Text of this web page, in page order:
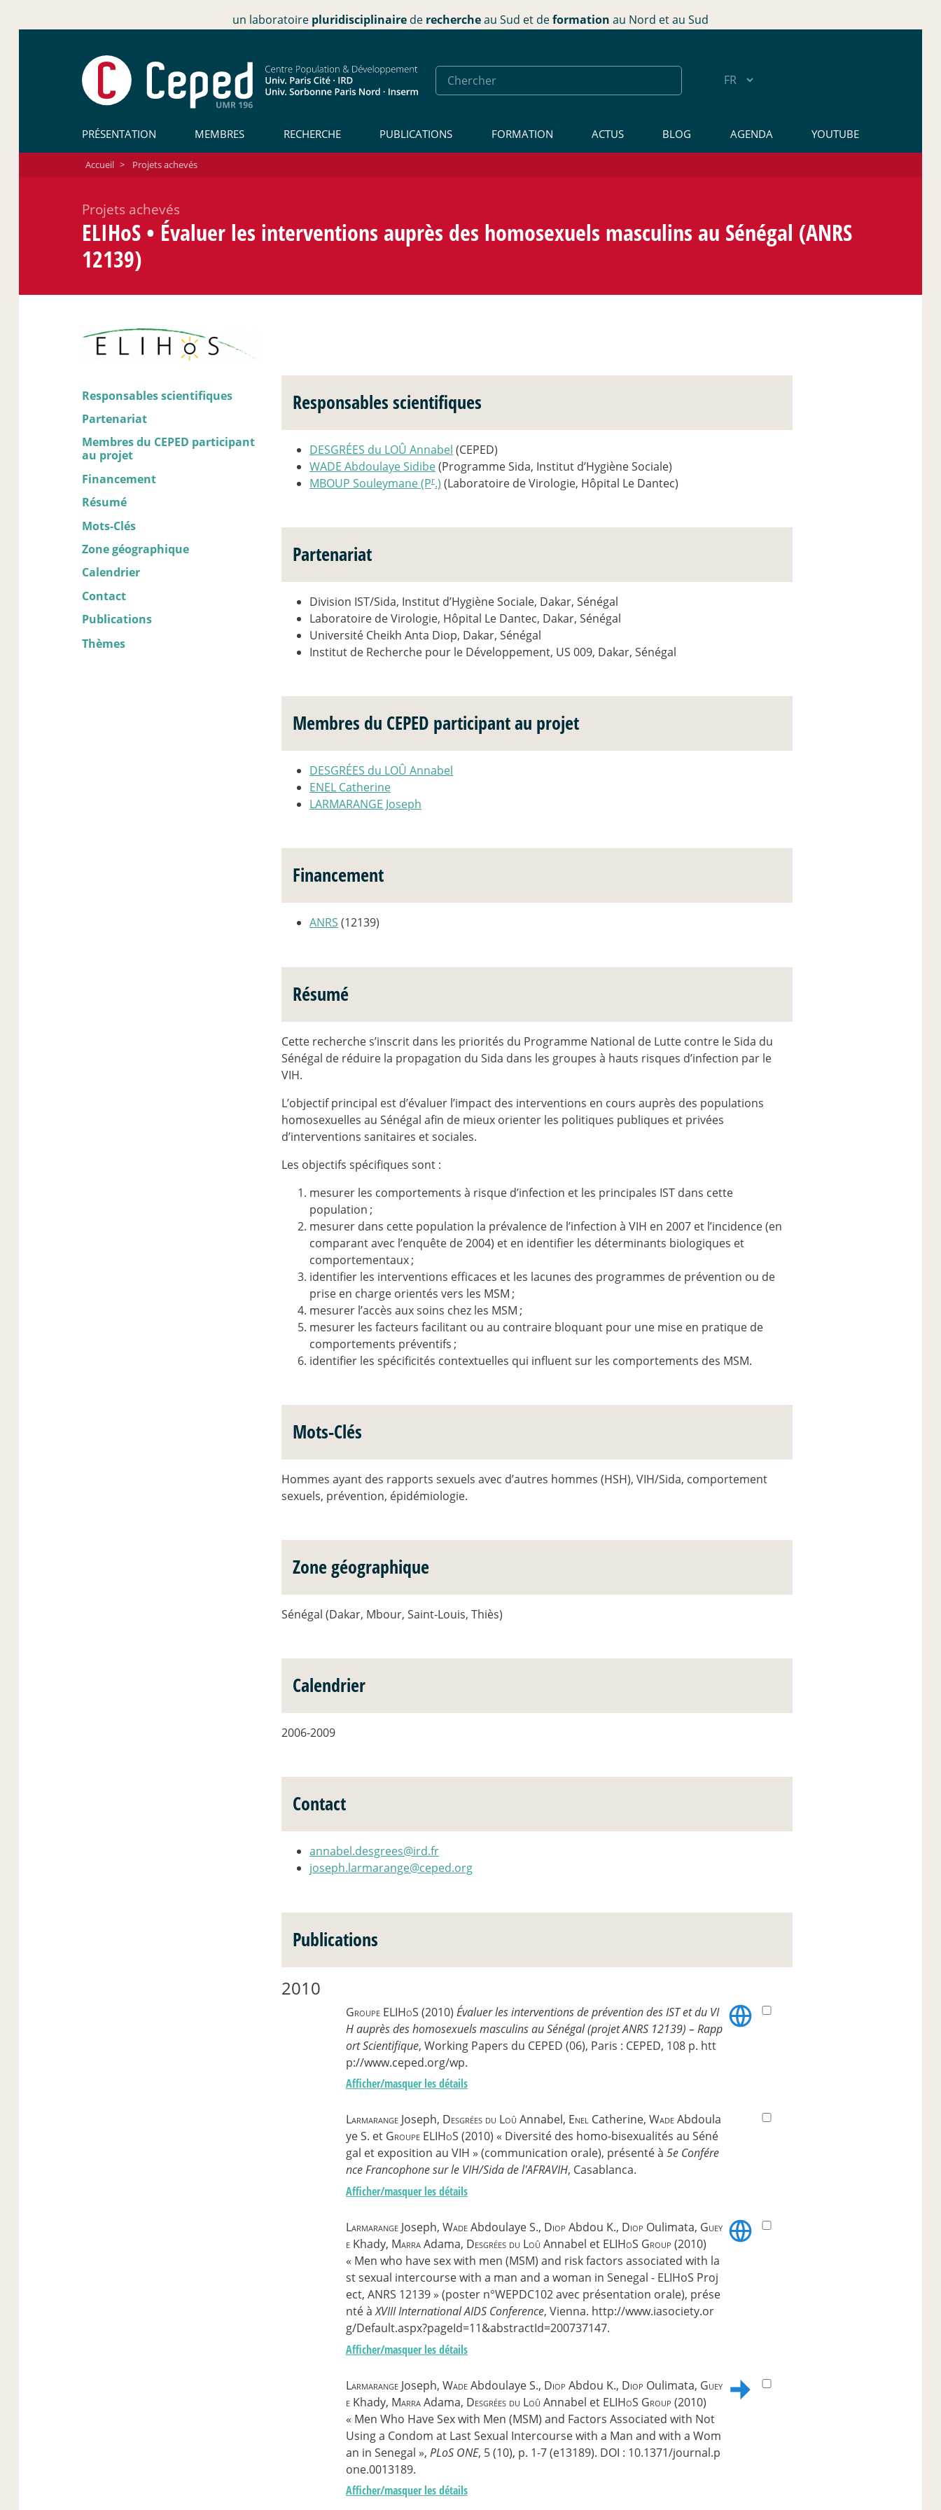
un laboratoire pluridisciplinaire de rechercheau Sud et deformation au Nord et au Sud
PRÉSENTATION MEMBRES RECHERCHE PUBLICATIONS FORMATION ACTUS BLOG AGENDA YOUTUBE
Accueil > Projets achevés
Projets achevés
ELIHoS • Évaluer les interventions auprès des homosexuels masculins au Sénégal (ANRS
12139)
Responsables scientifiques
Partenariat
Membres du CEPED participant
au projet
Financement
Résumé
Mots-Clés
Zone géographique
Calendrier
Contact
Publications
Thèmes
Responsables scientifiques
DESGRÉES du LOÛ Annabel (CEPED)
WADE Abdoulaye Sidibe(Programme Sida, Institut d’Hygiène Sociale)
MBOUP Souleymane (Pr.) (Laboratoire de Virologie, Hôpital Le Dantec)
Partenariat
Division IST/Sida, Institut d’Hygiène Sociale, Dakar, Sénégal
Laboratoire de Virologie, Hôpital Le Dantec, Dakar, Sénégal
Université Cheikh Anta Diop, Dakar, Sénégal
Institut de Recherche pour le Développement, US 009, Dakar, Sénégal
Membres du CEPED participant au projet
DESGRÉES du LOÛ Annabel
ENEL Catherine
LARMARANGE Joseph
Financement
ANRS (12139)
Résumé
Cette recherche s’inscrit dans les priorités du Programme National de Lutte contre le Sida du
Sénégal de réduire la propagation du Sida dans les groupes à hauts risques d’infection par le
VIH.
L’objectif principal est d’évaluer l’impact des interventions en cours auprès des populations
homosexuelles au Sénégal afin de mieux orienter les politiques publiques et privées
d’interventions sanitaires et sociales.
Les objectifs spécifiques sont :
mesurer les comportements à risque d’infection et les principales IST dans cette
population ;
mesurer dans cette population la prévalence de l’infection à VIH en 2007 et l’incidence (en
comparant avec l’enquête de 2004) et en identifier les déterminants biologiques et
comportementaux;
identifier les interventions efficaces et les lacunes des programmes de prévention ou de
prise en charge orientés vers les MSM ;
mesurer l’accès aux soins chez les MSM ;
mesurer les facteurs facilitant ou au contraire bloquant pour une mise en pratique de
comportements préventifs ;
identifier les spécificités contextuelles qui influent sur les comportements des MSM.
Mots-Clés
Hommes ayant des rapports sexuels avec d’autres hommes (HSH), VIH/Sida, comportement
sexuels, prévention, épidémiologie.
Zone géographique
Sénégal (Dakar, Mbour, Saint-Louis, Thiès)
Calendrier
2006-2009
Contact
annabel.desgrees@ird.fr
joseph.larmarange@ceped.org
Publications
2010
Groupe ELIHoS (2010) Évaluer les interventions de prévention des IST et du VI
H auprès des homosexuels masculins au Sénégal (projet ANRS 12139) – Rapp
ort Scientifique, Working Papers du CEPED (06), Paris : CEPED, 108 p. htt
p://www.ceped.org/wp.
Afficher/masquer les détails
Larmarange Joseph, Desgrées du Loû Annabel, Enel Catherine, WadeAbdoula
ye S. et Groupe ELIHoS (2010) « Diversité des homo-bisexualités au Séné
gal et exposition au VIH » (communication orale), présenté à 5e Confére
nce Francophone sur le VIH/Sida de l'AFRAVIH, Casablanca.
Afficher/masquer les détails
Larmarange Joseph, WadeAbdoulaye S., Diop Abdou K., Diop Oulimata, Guey
e Khady, MarraAdama, Desgrées du Loû Annabel et ELIHoS Group (2010)
« Men who have sex with men (MSM) and risk factors associated with la
st sexual intercourse with a man and a woman in Senegal - ELIHoS Proj
ect, ANRS 12139 » (poster n°WEPDC102 avec présentation orale), prése
nté àXVIII International AIDS Conference, Vienna. http://www.iasociety.or
g/Default.aspx?pageId=11&abstractId=200737147.
Afficher/masquer les détails
Larmarange Joseph, WadeAbdoulaye S., Diop Abdou K., Diop Oulimata, Guey
e Khady, MarraAdama, Desgrées du Loû Annabel et ELIHoS Group (2010)
« Men Who Have Sex with Men (MSM) and Factors Associated with Not
Using a Condom at Last Sexual Intercourse with a Man and with a Wom
an in Senegal », PLoS ONE, 5 (10), p. 1-7 (e13189). DOI : 10.1371/journal.p
one.0013189.
Afficher/masquer les détails